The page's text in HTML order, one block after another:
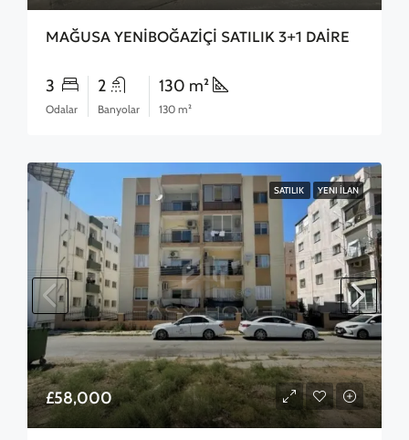
MAĞUSA YENİBOĞAZİÇİ SATILIK 3+1 DAİRE
3
Odalar
2
Banyolar
130 m²
130 m²
SATILIK YENI İLAN
£58,000